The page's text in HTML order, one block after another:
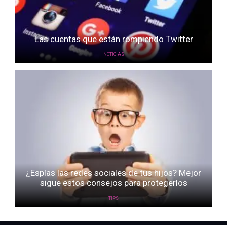
Las cuentas que están rompiendo Twitter
NOTICIAS
¿Espías las redes sociales de tus hijos? Mejor
sigue estos consejos para protegerlos
TIPS